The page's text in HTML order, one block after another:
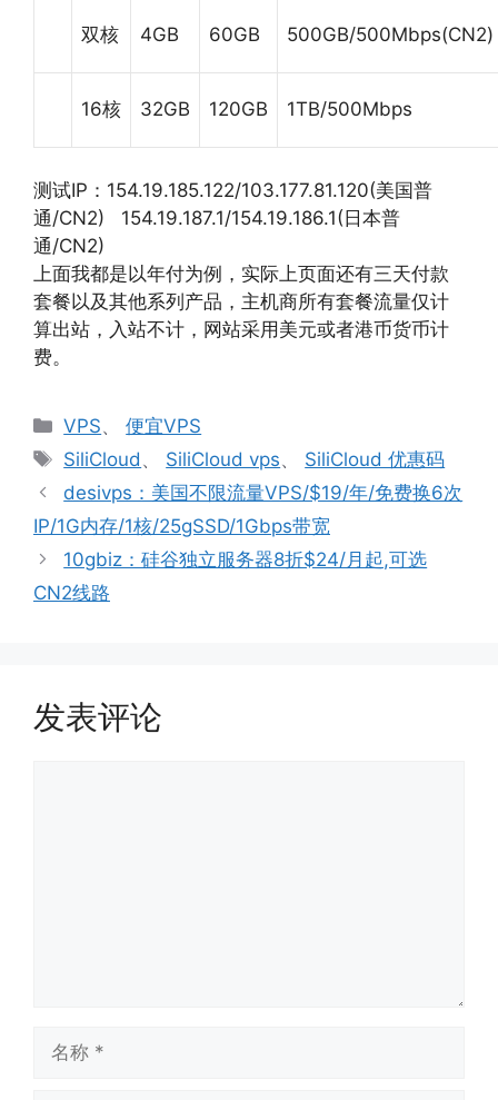
双核 4GB 60GB 500GB/500Mbps(CN2)
16核 32GB 120GB 1TB/500Mbps
测试IP：154.19.185.122/103.177.81.120(美国普
通/CN2) 154.19.187.1/154.19.186.1(日本普
通/CN2)
上面我都是以年付为例，实际上页面还有三天付款
套餐以及其他系列产品，主机商所有套餐流量仅计
算出站，入站不计，网站采用美元或者港币货币计
费。
分
类
VPS、便宜VPS
标
签
SiliCloud 、 SiliCloud vps、 SiliCloud 优惠码
desivps：美国不限流量VPS/$19/年/免费换6次
IP/1G内存/1核/25gSSD/1Gbps带宽
10gbiz：硅谷独立服务器8折$24/月起,可选
CN2线路
发表评论